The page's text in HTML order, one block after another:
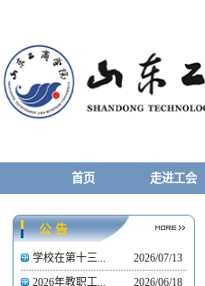
首页 走进工会
公 告
学校在第十三...
2026/07/13
2026年教职工...
2026/06/18